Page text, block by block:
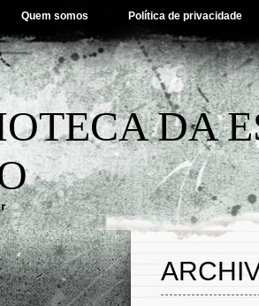
Quem somos Política de privacidade
DA